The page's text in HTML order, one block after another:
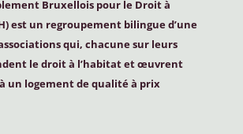
Bruxellois pour le Droit à
) est un regroupement bilingue d’une
qui, chacune sur leurs
le droit à l’habitat et œuvrent
un logement de qualité à prix